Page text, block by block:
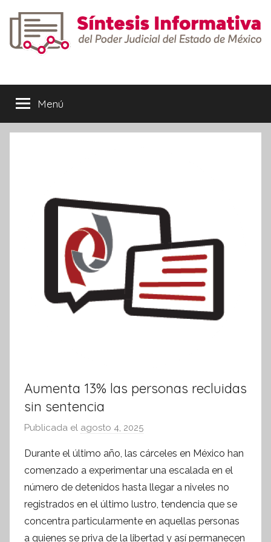
contenido
Menú
Aumenta 13% las personas recluidas
sin sentencia
Publicada el agosto 4, 2025
r
S
í
n
t
e
Durante el último año, las cárceles en México han
comenzado a experimentar una escalada en el
número de detenidos hasta llegar a niveles no
registrados en el último lustro, tendencia que se
concentra particularmente en aquellas personas
a quienes se priva de la libertad y así permanecen